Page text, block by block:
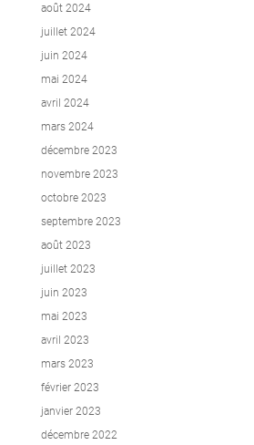
août 2024
juillet 2024
juin 2024
mai 2024
avril 2024
mars 2024
décembre 2023
novembre 2023
octobre 2023
septembre 2023
août 2023
juillet 2023
juin 2023
mai 2023
avril 2023
mars 2023
février 2023
janvier 2023
décembre 2022